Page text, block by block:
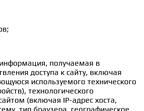
получаемая в
доступа к сайту, включая
используемого технического
технологического
(включая IP-адрес хоста,